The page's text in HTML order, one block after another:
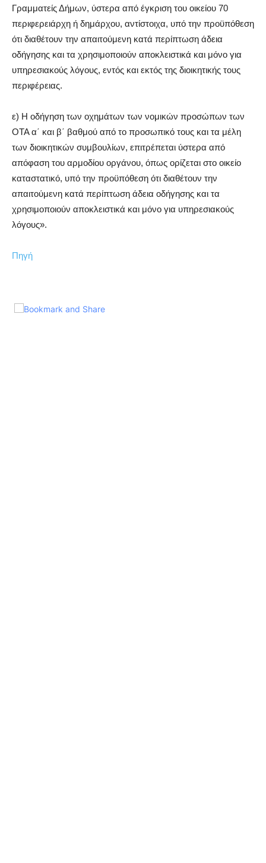
Γραμματείς Δήμων, ύστερα από έγκριση του οικείου 70
περιφερειάρχη ή δημάρχου, αντίστοιχα, υπό την προϋπόθεση
ότι διαθέτουν την απαιτούμενη κατά περίπτωση άδεια
οδήγησης και τα χρησιμοποιούν αποκλειστικά και μόνο για
υπηρεσιακούς λόγους, εντός και εκτός της διοικητικής τους
περιφέρειας.
ε) Η οδήγηση των οχημάτων των νομικών προσώπων των
ΟΤΑ α΄ και β΄ βαθμού από το προσωπικό τους και τα μέλη
των διοικητικών συμβουλίων, επιτρέπεται ύστερα από
απόφαση του αρμοδίου οργάνου, όπως ορίζεται στο οικείο
καταστατικό, υπό την προϋπόθεση ότι διαθέτουν την
απαιτούμενη κατά περίπτωση άδεια οδήγησης και τα
χρησιμοποιούν αποκλειστικά και μόνο για υπηρεσιακούς
λόγους».
Πηγή